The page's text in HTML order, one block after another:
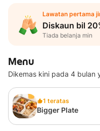
Lawatan pertama
Diskaun bil
Tiada belanja min
Menu
Dikemas kini pada 4 bulan
1 teratas
Bigger Plate